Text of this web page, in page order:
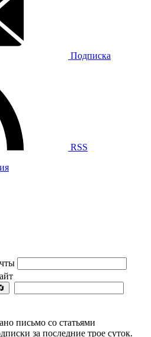
Подписка
RSS
письмо со статьями
за последние трое суток.